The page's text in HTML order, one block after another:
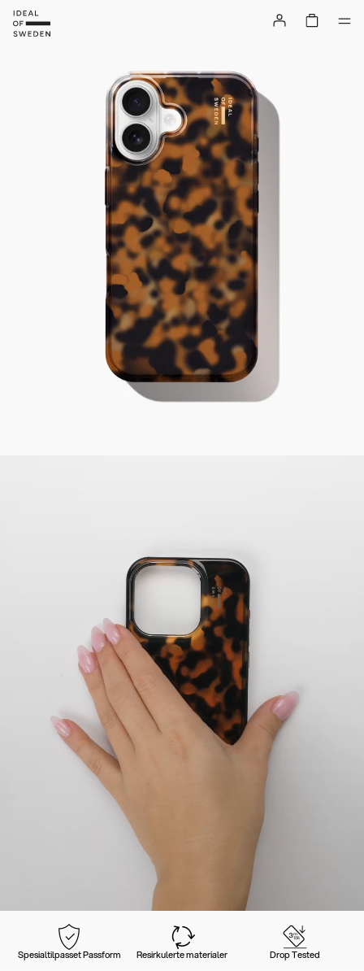
Spesialtilpasset Passform Resirkulerte materialer Drop Tested